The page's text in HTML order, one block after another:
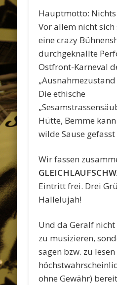
Hauptmotto:
Vor allem nicht
eine crazy
durchgeknallte
Ostfront-Karneval
Die ethische
Hütte, Bemme
wilde Sause
Wir fassen
Eintritt frei. Drei
Hallelujah!
Und da Geralf
zu musizieren,
sagen bzw. zu
ohne Gewähr)